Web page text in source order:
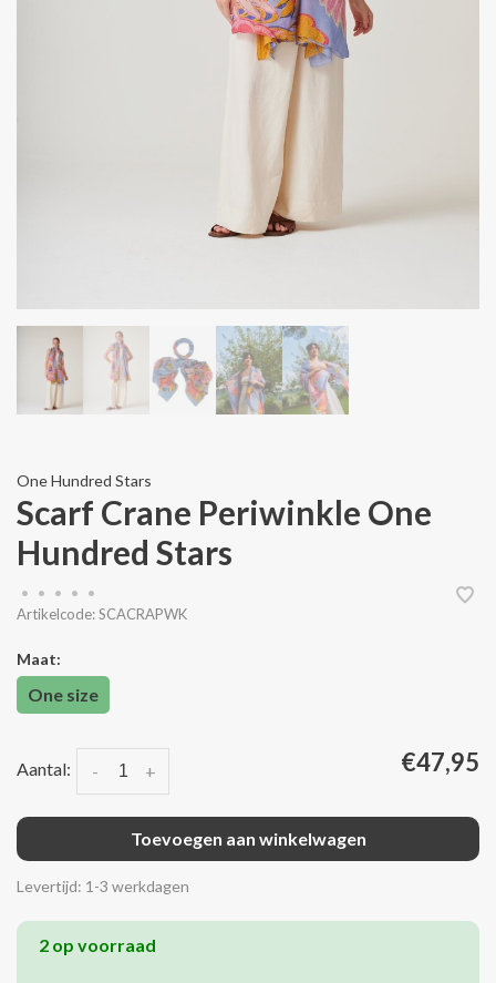
One Hundred Stars
Scarf Crane Periwinkle One
Hundred Stars
• • • •
•
Artikelcode:SCACRAPWK
Maat:
One size
Aantal: +
- €47,95
Toevoegen aan winkelwagen
Levertijd: 1-3 werkdagen
2 op voorraad